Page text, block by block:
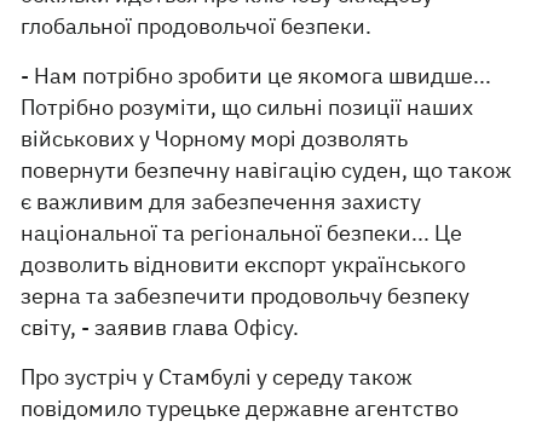
глобальної продовольчої безпеки.
- Нам потрібно зробити це якомога швидше...
Потрібно розуміти, що сильні позиції наших
військових у Чорному морі дозволять
повернути безпечну навігацію суден, що також
є важливим для забезпечення захисту
національної та регіональної безпеки... Це
дозволить відновити експорт українського
зерна та забезпечити продовольчу безпеку
світу, - заявив глава Офісу.
Про зустріч у Стамбулі у середу також
повідомило турецьке державне агентство